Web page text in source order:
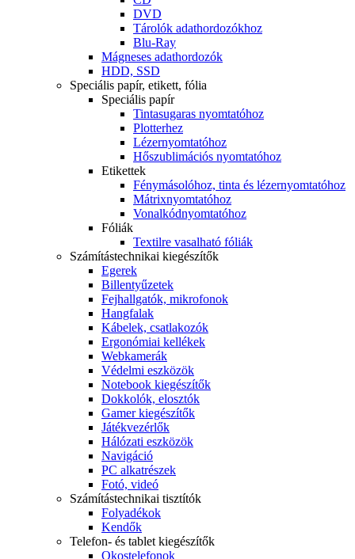
DVD
Tárolók adathordozókhoz
Blu-Ray
Mágneses adathordozók
HDD, SSD
Speciális papír, etikett, fólia
Speciális papír
Tintasugaras nyomtatóhoz
Plotterhez
Lézernyomtatóhoz
Hőszublimációs nyomtatóhoz
Etikettek
Fénymásolóhoz, tinta és lézernyomtatóhoz
Mátrixnyomtatóhoz
Vonalkódnyomtatóhoz
Fóliák
Textilre vasalható fóliák
Számítástechnikai kiegészítők
Egerek
Billentyűzetek
Fejhallgatók, mikrofonok
Hangfalak
Kábelek, csatlakozók
Ergonómiai kellékek
Webkamerák
Védelmi eszközök
Notebook kiegészítők
Dokkolók, elosztók
Gamer kiegészítők
Játékvezérlők
Hálózati eszközök
Navigáció
PC alkatrészek
Fotó, videó
Számítástechnikai tisztítók
Folyadékok
Kendők
Telefon- és tablet kiegészítők
Okostelefonok